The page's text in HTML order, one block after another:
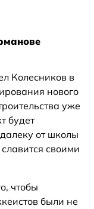
Колесников в
нового
уже
будет
от школы
своими
чтобы
были не